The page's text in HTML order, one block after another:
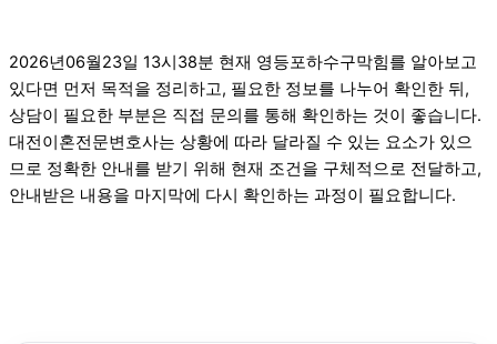
2026년06월23일 13시38분 현재 영등포하수구막힘를 알아보고
있다면 먼저 목적을 정리하고, 필요한 정보를 나누어 확인한 뒤,
상담이 필요한 부분은 직접 문의를 통해 확인하는 것이 좋습니다.
대전이혼전문변호사는 상황에 따라 달라질 수 있는 요소가 있으
므로 정확한 안내를 받기 위해 현재 조건을 구체적으로 전달하고,
안내받은 내용을 마지막에 다시 확인하는 과정이 필요합니다.